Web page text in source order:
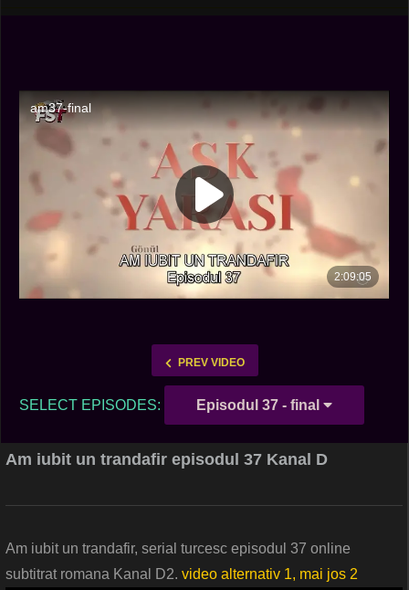
PREV VIDEO
SELECT EPISODES: Episodul 37 - final
Am iubit un trandafir episodul 37 Kanal D
Am iubit un trandafir, serial turcesc episodul 37 online
subtitrat romana Kanal D2. video alternativ 1, mai jos 2